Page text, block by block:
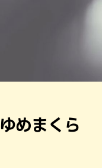
ゆめまくら